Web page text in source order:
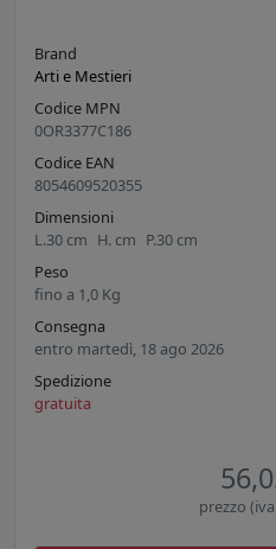
Brand
Arti e Mestieri
Codice MPN
0OR3377C186
Codice EAN
8054609520355
Dimensioni
L.30 cm H. cm P.30 cm
Peso
fino a 1,0 Kg
Consegna
entro martedì, 18 ago 2026
Spedizione
gratuita
prezzo